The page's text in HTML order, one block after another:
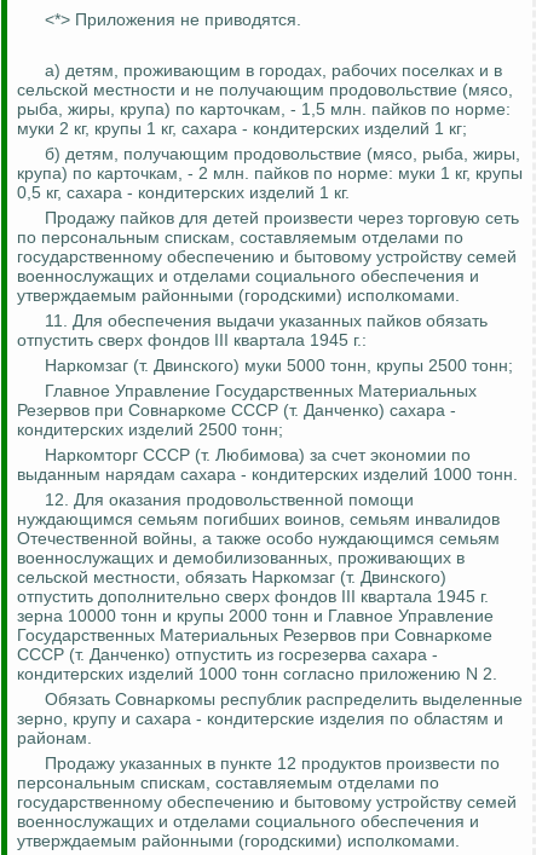
<*> Приложения не приводятся.
а) детям, проживающим в городах, рабочих поселках и в
сельской местности и не получающим продовольствие (мясо,
рыба, жиры, крупа) по карточкам, - 1,5 млн. пайков по норме:
муки 2 кг, крупы 1 кг, сахара - кондитерских изделий 1 кг;
б) детям, получающим продовольствие (мясо, рыба, жиры,
крупа) по карточкам, - 2 млн. пайков по норме: муки 1 кг, крупы
0,5 кг, сахара - кондитерских изделий 1 кг.
Продажу пайков для детей произвести через торговую сеть
по персональным спискам, составляемым отделами по
государственному обеспечению и бытовому устройству семей
военнослужащих и отделами социального обеспечения и
утверждаемым районными (городскими) исполкомами.
11. Для обеспечения выдачи указанных пайков обязать
отпустить сверх фондов III квартала 1945 г.:
Наркомзаг (т. Двинского) муки 5000 тонн, крупы 2500 тонн;
Главное Управление Государственных Материальных
Резервов при Совнаркоме СССР (т. Данченко) сахара -
кондитерских изделий 2500 тонн;
Наркомторг СССР (т. Любимова) за счет экономии по
выданным нарядам сахара - кондитерских изделий 1000 тонн.
12. Для оказания продовольственной помощи
нуждающимся семьям погибших воинов, семьям инвалидов
Отечественной войны, а также особо нуждающимся семьям
военнослужащих и демобилизованных, проживающих в
сельской местности, обязать Наркомзаг (т. Двинского)
отпустить дополнительно сверх фондов III квартала 1945 г.
зерна 10000 тонн и крупы 2000 тонн и Главное Управление
Государственных Материальных Резервов при Совнаркоме
СССР (т. Данченко) отпустить из госрезерва сахара -
кондитерских изделий 1000 тонн согласно приложению N 2.
Обязать Совнаркомы республик распределить выделенные
зерно, крупу и сахара - кондитерские изделия по областям и
районам.
Продажу указанных в пункте 12 продуктов произвести по
персональным спискам, составляемым отделами по
государственному обеспечению и бытовому устройству семей
военнослужащих и отделами социального обеспечения и
утверждаемым районными (городскими) исполкомами.